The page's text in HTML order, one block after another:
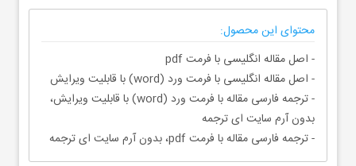
محتوای این محصول:
- اصل مقاله انگلیسی با فرمت pdf
- اصل مقاله انگلیسی با فرمت ورد (word) با قابلیت ویرایش
- ترجمه فارسی مقاله با فرمت ورد (word) با قابلیت ویرایش،
بدون آرم سایت ای ترجمه
- ترجمه فارسی مقاله با فرمت pdf، بدون آرم سایت ای ترجمه